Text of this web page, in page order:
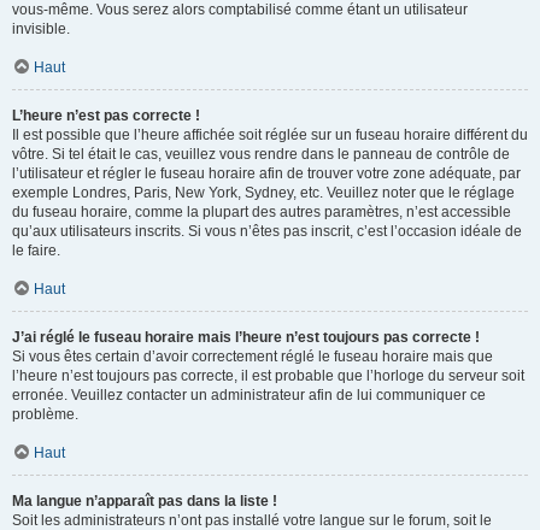
vous-même. Vous serez alors comptabilisé comme étant un utilisateur
invisible.
Haut
L’heure n’est pas correcte !
Il est possible que l’heure affichée soit réglée sur un fuseau horaire différent du
vôtre. Si tel était le cas, veuillez vous rendre dans le panneau de contrôle de
l’utilisateur et régler le fuseau horaire afin de trouver votre zone adéquate, par
exemple Londres, Paris, New York, Sydney, etc. Veuillez noter que le réglage
du fuseau horaire, comme la plupart des autres paramètres, n’est accessible
qu’aux utilisateurs inscrits. Si vous n’êtes pas inscrit, c’est l’occasion idéale de
le faire.
Haut
J’ai réglé le fuseau horaire mais l’heure n’est toujours pas correcte !
Si vous êtes certain d’avoir correctement réglé le fuseau horaire mais que
l’heure n’est toujours pas correcte, il est probable que l’horloge du serveur soit
erronée. Veuillez contacter un administrateur afin de lui communiquer ce
problème.
Haut
Ma langue n’apparaît pas dans la liste !
Soit les administrateurs n’ont pas installé votre langue sur le forum, soit le